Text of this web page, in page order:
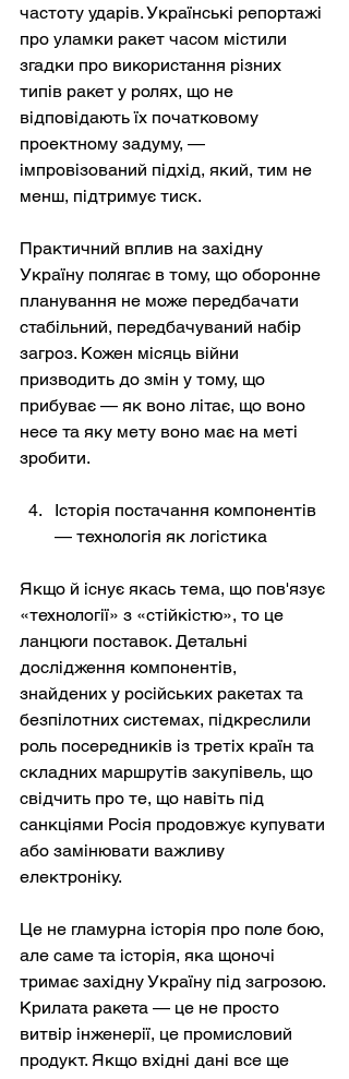
частоту ударів. Українські репортажі
про уламки ракет часом містили
згадки про використання різних
типів ракет у ролях, що не
відповідають їх початковому
проектному задуму, —
імпровізований підхід, який, тим не
менш, підтримує тиск.
Практичний вплив на західну
Україну полягає в тому, що оборонне
планування не може передбачати
стабільний, передбачуваний набір
загроз. Кожен місяць війни
призводить до змін у тому, що
прибуває — як воно літає, що воно
несе та яку мету воно має на меті
зробити.
Історія постачання компонентів
— технологія як логістика
Якщо й існує якась тема, що пов'язує
«технології» з «стійкістю», то це
ланцюги поставок. Детальні
дослідження компонентів,
знайдених у російських ракетах та
безпілотних системах, підкреслили
роль посередників із третіх країн та
складних маршрутів закупівель, що
свідчить про те, що навіть під
санкціями Росія продовжує купувати
або замінювати важливу
електроніку.
Це не гламурна історія про поле бою,
але саме та історія, яка щоночі
тримає західну Україну під загрозою.
Крилата ракета — це не просто
витвір інженерії, це промисловий
продукт. Якщо вхідні дані все ще